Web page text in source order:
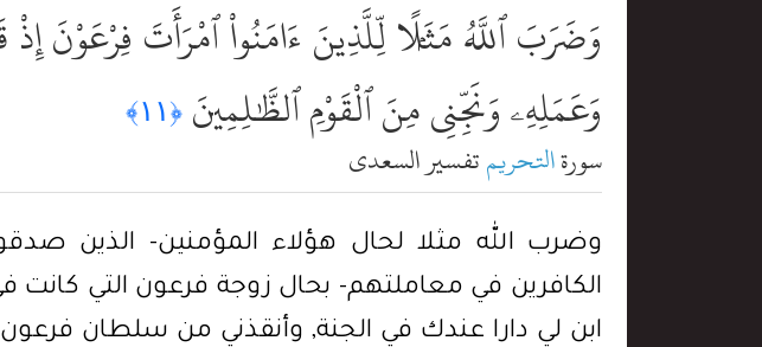
وَضَرَبَ ٱللَّهُ مَثَلًۭا لِّلَّذِينَ ءَامَنُواْ ٱمْرَأَتَ فِرْعَوْنَ
وَعَمَلِهِۦ وَنَجِّنِى مِنَ ٱلْقَوْمِ ٱلظَّٰلِمِينَ ﴿١١﴾
سورةالتحريمتفسير السعدي
وضرب الله مثلا لحال هؤلاء المؤمنين- الذين
الكافرين في معاملتهم- بحال زوجة فرعون التي كانت
ابن لي دارا عندك في الجنة, وأنقذني من سلطان